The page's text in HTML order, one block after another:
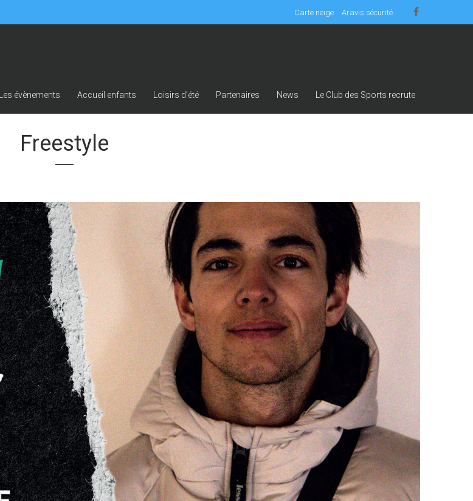
Carte neige Aravis sécurité
Les évènements Accueil enfants Loisirs d’été Partenaires News Le Club des Sports recrute
Freestyle